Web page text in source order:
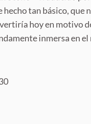
tan básico, que
hoy en motivo
inmersa en